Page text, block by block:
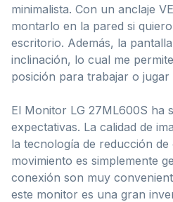
minimalista. Con un anclaje
montarlo en la pared si
escritorio. Además, la
inclinación, lo cual me
posición para trabajar o jugar
El Monitor LG 27ML600S ha
expectativas. La calidad de
la tecnología de reducción de
movimiento es simplemente
conexión son muy
este monitor es una gran